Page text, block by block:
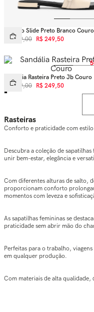
Chinelo Slide Preto Branco Couro
R$ 499,00 R$ 249,50
Sandália Rasteira Preto Jb Couro
R$ 499,00 R$ 249,50
Rasteiras
Conforto e praticidade com estilo
Descubra a coleção de
unir bem-estar, elegância e
Com diferentes alturas de salto,
proporcionam conforto
momentos com leveza e
As sapatilhas femininas se
praticidade sem abrir mão do
Perfeitas para o trabalho,
em qualquer produção.
Com materiais de alta qualidade,